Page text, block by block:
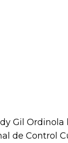
Gil Ordinola
de Control